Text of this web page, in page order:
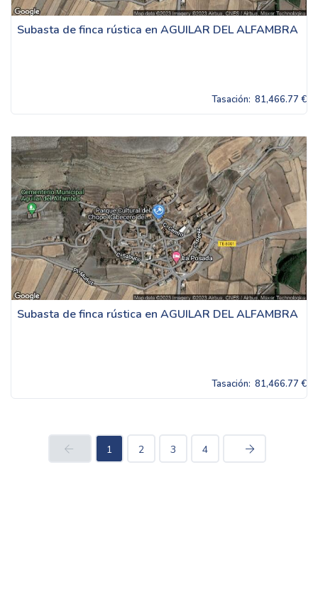
Subasta de finca rústica en AGUILAR DEL ALFAMBRA
Tasación: 81,466.77 €
Subasta de finca rústica en AGUILAR DEL ALFAMBRA
Tasación: 81,466.77 €
1 2 3 4